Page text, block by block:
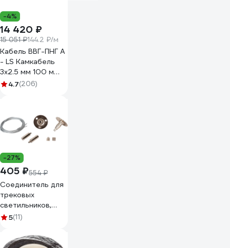
-4%
14 420 ₽
15 051 ₽144.2 ₽/м
Кабель ВВГ-ПНГ А
- LS Камкабель
3x2.5 мм 100 м
ГОСТ
4.7(206)
-27%
405 ₽554 ₽
Соединитель для
трековых
светильников,
комплект
шинопровода
Feron CAB1002 2
5(11)